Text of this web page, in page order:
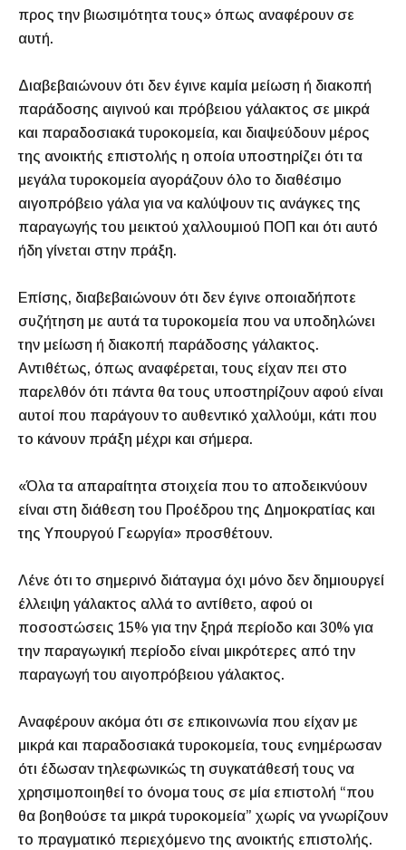
προς την βιωσιμότητα τους» όπως αναφέρουν σε
αυτή.
Διαβεβαιώνουν ότι δεν έγινε καμία μείωση ή διακοπή
παράδοσης αιγινού και πρόβειου γάλακτος σε μικρά
και παραδοσιακά τυροκομεία, και διαψεύδουν μέρος
της ανοικτής επιστολής η οποία υποστηρίζει ότι τα
μεγάλα τυροκομεία αγοράζουν όλο το διαθέσιμο
αιγοπρόβειο γάλα για να καλύψουν τις ανάγκες της
παραγωγής του μεικτού χαλλουμιού ΠΟΠ και ότι αυτό
ήδη γίνεται στην πράξη.
Επίσης, διαβεβαιώνουν ότι δεν έγινε οποιαδήποτε
συζήτηση με αυτά τα τυροκομεία που να υποδηλώνει
την μείωση ή διακοπή παράδοσης γάλακτος.
Αντιθέτως, όπως αναφέρεται, τους είχαν πει στο
παρελθόν ότι πάντα θα τους υποστηρίζουν αφού είναι
αυτοί που παράγουν το αυθεντικό χαλλούμι, κάτι που
το κάνουν πράξη μέχρι και σήμερα.
«Όλα τα απαραίτητα στοιχεία που το αποδεικνύουν
είναι στη διάθεση του Προέδρου της Δημοκρατίας και
της Υπουργού Γεωργία» προσθέτουν.
Λένε ότι το σημερινό διάταγμα όχι μόνο δεν δημιουργεί
έλλειψη γάλακτος αλλά το αντίθετο, αφού οι
ποσοστώσεις 15% για την ξηρά περίοδο και 30% για
την παραγωγική περίοδο είναι μικρότερες από την
παραγωγή του αιγοπρόβειου γάλακτος.
Αναφέρουν ακόμα ότι σε επικοινωνία που είχαν με
μικρά και παραδοσιακά τυροκομεία, τους ενημέρωσαν
ότι έδωσαν τηλεφωνικώς τη συγκατάθεσή τους να
χρησιμοποιηθεί το όνομα τους σε μία επιστολή “που
θα βοηθούσε τα μικρά τυροκομεία” χωρίς να γνωρίζουν
το πραγματικό περιεχόμενο της ανοικτής επιστολής.